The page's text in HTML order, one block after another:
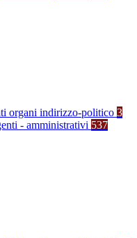
organi indirizzo-politico 3
- amministrativi 537